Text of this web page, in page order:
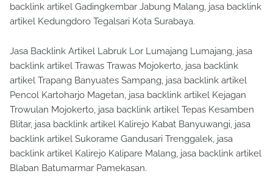
backlink artikel Gadingkembar Jabung Malang, jasa backlink
artikel Kedungdoro Tegalsari Kota Surabaya.
Jasa Backlink Artikel Labruk Lor Lumajang Lumajang, jasa
backlink artikel Trawas Trawas Mojokerto, jasa backlink
artikel Trapang Banyuates Sampang, jasa backlink artikel
Pencol Kartoharjo Magetan, jasa backlink artikel Kejagan
Trowulan Mojokerto, jasa backlink artikel Tepas Kesamben
Blitar, jasa backlink artikel Kalirejo Kabat Banyuwangi, jasa
backlink artikel Sukorame Gandusari Trenggalek, jasa
backlink artikel Kalirejo Kalipare Malang, jasa backlink artikel
Blaban Batumarmar Pamekasan.